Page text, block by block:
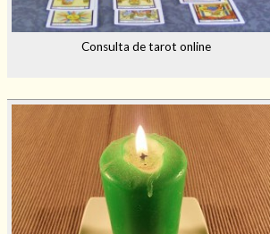
Consulta de tarot online